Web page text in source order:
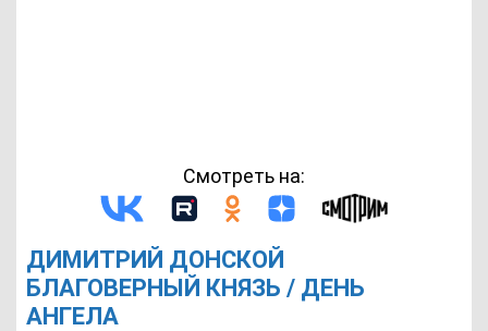
Смотреть на:
ДИМИТРИЙ ДОНСКОЙ
БЛАГОВЕРНЫЙ КНЯЗЬ / ДЕНЬ
АНГЕЛА